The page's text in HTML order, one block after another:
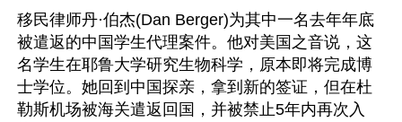
移民律师丹·伯杰(Dan Berger)为其中一名去年年底
被遣返的中国学生代理案件。他对美国之音说，这
名学生在耶鲁大学研究生物科学，原本即将完成博
士学位。她回到中国探亲，拿到新的签证，但在杜
勒斯机场被海关遣返回国，并被禁止5年内再次入